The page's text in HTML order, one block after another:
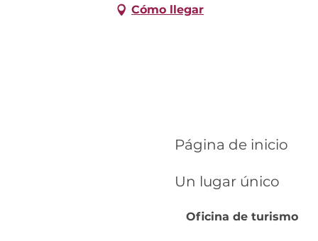
Página de inicio
Un lugar único
Oficina de turismo
Cómo llegar